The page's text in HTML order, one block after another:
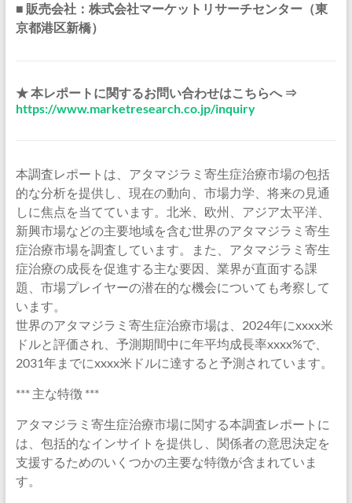
■ 販売会社：株式会社マーケットリサーチセンター（東
京都港区新橋）
★ 本レポートに関するお問い合わせはこちらへ ⇒
https://www.marketresearch.co.jp/inquiry
本調査レポートは、アタマジラミ寄生症治療市場の包括
的な分析を提供し、現在の動向、市場力学、将来の見通
しに焦点を当てています。北米、欧州、アジア太平洋、
新興市場などの主要地域を含む世界のアタマジラミ寄生
症治療市場を調査しています。また、アタマジラミ寄生
症治療の成長を促進する主な要因、業界が直面する課
題、市場プレイヤーの潜在的な機会についても考察して
います。
世界のアタマジラミ寄生症治療市場は、2024年にxxxx米
ドルと評価され、予測期間中に年平均成長率xxxx%で、
2031年までにxxxx米ドルに達すると予測されています。
*** 主な特徴 ***
アタマジラミ寄生症治療市場に関する本調査レポートに
は、包括的なインサイトを提供し、関係者の意思決定を
支援するためのいくつかの主要な特徴が含まれていま
す。